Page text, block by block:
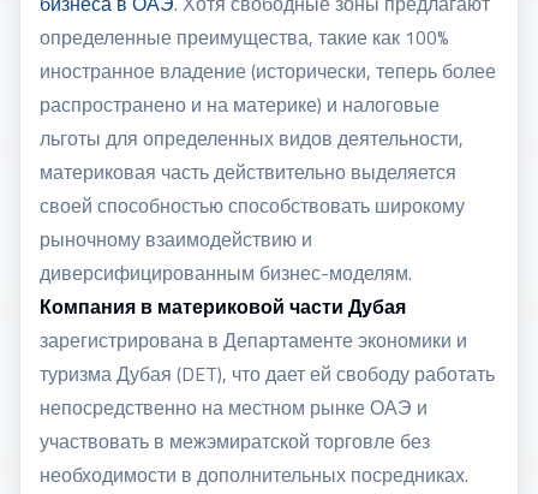
определенные преимущества, такие как 100%
иностранное владение (исторически, теперь более
распространено и на материке) и налоговые
льготы для определенных видов деятельности,
материковая часть действительно выделяется
своей способностью способствовать широкому
рыночному взаимодействию и
диверсифицированным бизнес-моделям.
Компания в материковой части Дубая
зарегистрирована в Департаменте экономики и
туризма Дубая (DET), что дает ей свободу работать
непосредственно на местном рынке ОАЭ и
участвовать в межэмиратской торговле без
необходимости в дополнительных посредниках.